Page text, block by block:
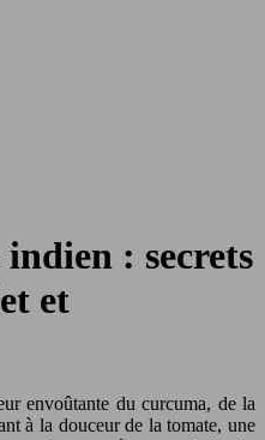
: secrets
et
à la douceur de la tomate, une